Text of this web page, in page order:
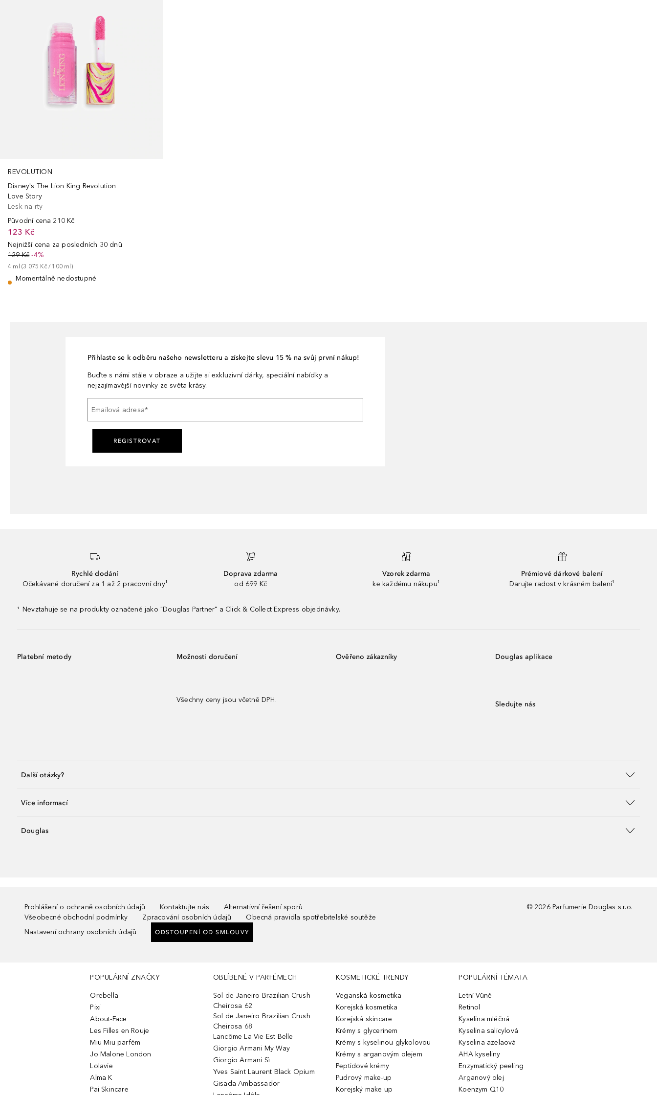
REVOLUTION
Disney's The Lion King Revolution
Love Story
Lesk na rty
Původní cena 210 Kč
123 Kč
Nejnižší cena za posledních 30 dnů
129 Kč-4%
4 ml (3 075 Kč / 100 ml )
Momentálně nedostupné
Přihlaste se k odběru našeho newsletteru a získejte slevu 15 % na svůj první nákup!
Buďte s námi stále v obraze a užijte si exkluzivní dárky, speciální nabídky a
nejzajímavější novinky ze světa krásy.
Emailová adresa*
REGISTROVAT
Rychlé dodání
Očekávané doručení za 1 až 2 pracovní dny¹
Doprava zdarma
od 699 Kč
Vzorek zdarma
ke každému nákupu¹
Prémiové dárkové balení
Darujte radost v krásném balení¹
¹ Nevztahuje se na produkty označené jako "Douglas Partner" a Click & Collect Express objednávky.
Platební metody Možnosti doručení
Všechny ceny jsou včetně DPH.
Ověřeno zákazníky Douglas aplikace
Sledujte nás
Další otázky?
Více informací
Douglas
Prohlášení o ochraně osobních údajů Kontaktujte nás
Alternativní řešení sporů
Všeobecné obchodní podmínky
Zpracování osobních údajů
Obecná pravidla spotřebitelské soutěže
Nastavení ochrany osobních údajů
ODSTOUPENÍ OD SMLOUVY
© 2026 Parfumerie Douglas s.r.o.
POPULÁRNÍ ZNAČKY
Orebella
Pixi
About-Face
Les Filles en Rouje
Miu Miu parfém
Jo Malone London
Lolavie
Alma K
Pai Skincare
OBLÍBENÉ V PARFÉMECH
Sol de Janeiro Brazilian Crush
Cheirosa 62
Sol de Janeiro Brazilian Crush
Cheirosa 68
Lancôme La Vie Est Belle
Giorgio Armani My Way
Giorgio Armani Sì
Yves Saint Laurent Black Opium
Gisada Ambassador
KOSMETICKÉ TRENDY
Veganská kosmetika
Korejská kosmetika
Korejská skincare
Krémy s glycerinem
Krémy s kyselinou glykolovou
Krémy s arganovým olejem
Peptidové krémy
Pudrový make-up
Korejský make up
POPULÁRNÍ TÉMATA
Letní Vůně
Retinol
Kyselina mléčná
Kyselina salicylová
Kyselina azelaová
AHA kyseliny
Enzymatický peeling
Arganový olej
Koenzym Q10